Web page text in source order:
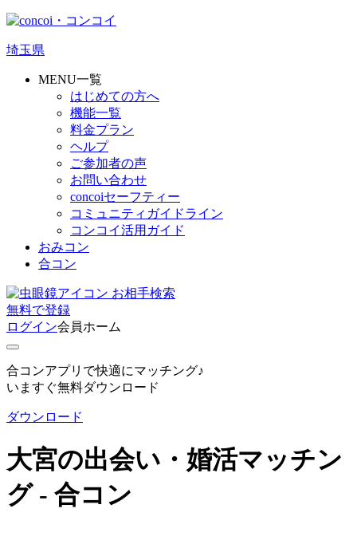
埼玉県
MENU一覧
はじめての方へ
機能一覧
料金プラン
ヘルプ
ご参加者の声
お問い合わせ
concoiセーフティー
コミュニティガイドライン
コンコイ活用ガイド
おみコン
合コン
お相手検索
無料で登録
ログイン会員ホーム
合コンアプリで快適にマッチング♪
いますぐ無料ダウンロード
ダウンロード
大宮の出会い・婚活マッチン
グ - 合コン